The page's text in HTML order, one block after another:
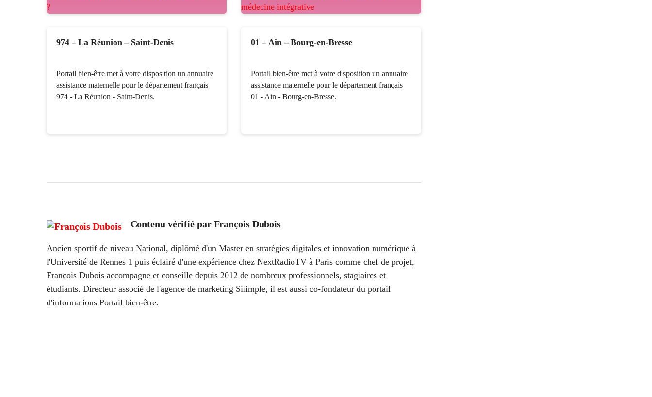
974 – La Réunion – Saint-Denis
Portail bien-être met à votre disposition un annuaire
assistance maternelle pour le département français
974 - La Réunion - Saint-Denis.
01 – Ain – Bourg-en-Bresse
Portail bien-être met à votre disposition un annuaire
assistance maternelle pour le département français
01 - Ain - Bourg-en-Bresse.
Contenu vérifié par François Dubois
Ancien sportif de niveau National, diplômé d'un Master en stratégies digitales et innovation numérique à
l'Université de Rennes 1 puis éclairé d'une expérience chez NextRadioTV à Paris comme chef de projet,
François Dubois accompagne et conseille depuis 2012 de nombreux professionnels, stagiaires et
étudiants. Directeur associé de l'agence de marketing Siiimple, il est aussi co-fondateur du portail
d'informations Portail bien-être.